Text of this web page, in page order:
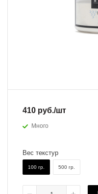
410 руб./шт
Много
Вес текстур
100 гр. 500 гр.